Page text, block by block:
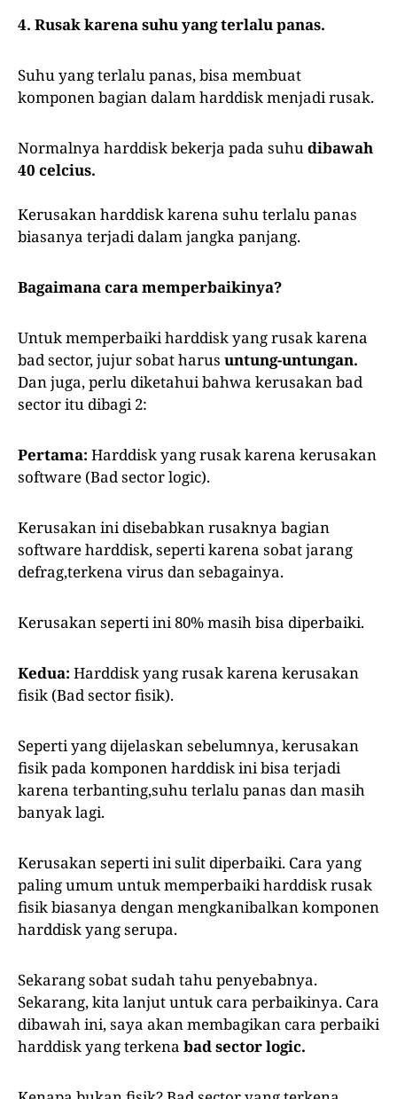
4. Rusak karena suhu yang terlalu panas.
Suhu yang terlalu panas, bisa membuat
komponen bagian dalam harddisk menjadi rusak.
Normalnya harddisk bekerja pada suhudibawah
40 celcius.
Kerusakan harddisk karena suhu terlalu panas
biasanya terjadi dalam jangka panjang.
Bagaimana cara memperbaikinya?
Untuk memperbaiki harddisk yang rusak karena
bad sector, jujur sobat harus untung-untungan.
Dan juga, perlu diketahui bahwa kerusakan bad
sector itu dibagi 2:
Pertama: Harddisk yang rusak karena kerusakan
software (Bad sector logic).
Kerusakan ini disebabkan rusaknya bagian
software harddisk, seperti karena sobat jarang
defrag,terkena virus dan sebagainya.
Kerusakan seperti ini 80% masih bisa diperbaiki.
Kedua: Harddisk yang rusak karena kerusakan
fisik (Bad sector fisik).
Seperti yang dijelaskan sebelumnya, kerusakan
fisik pada komponen harddisk ini bisa terjadi
karena terbanting,suhu terlalu panas dan masih
banyak lagi.
Kerusakan seperti ini sulit diperbaiki. Cara yang
paling umum untuk memperbaiki harddisk rusak
fisik biasanya dengan mengkanibalkan komponen
harddisk yang serupa.
Sekarang sobat sudah tahu penyebabnya.
Sekarang, kita lanjut untuk cara perbaikinya. Cara
dibawah ini, saya akan membagikan cara perbaiki
harddisk yang terkena bad sector logic.